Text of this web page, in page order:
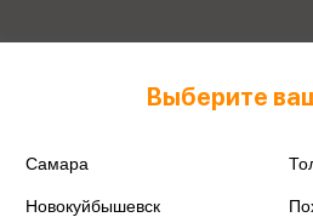
Выберите
Самара
Новокуйбышевск